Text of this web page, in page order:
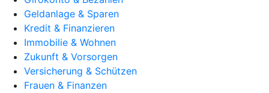
Geldanlage & Sparen
Kredit & Finanzieren
Immobilie & Wohnen
Zukunft & Vorsorgen
Versicherung & Schützen
Frauen & Finanzen